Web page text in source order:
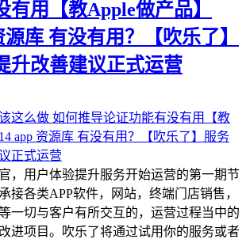
有用【教Apple做产品】
库 有没有用？【吹乐了】
升改善建议正式运营
，用户体验提升服务开始运营的第一期节
接各类APP软件，网站，终端门店销售，
一切与客户有所交互的，运营过程当中的
进项目。吹乐了将通过试用你的服务或者